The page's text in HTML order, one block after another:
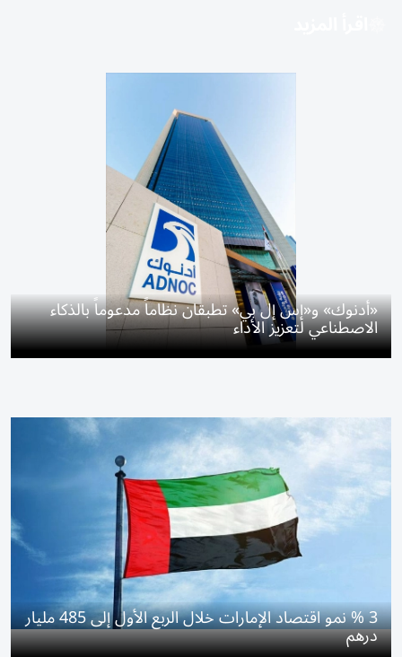
«أدنوك» و«إس إل بي» تطبقان نظاماً مدعوماً بالذكاء
الاصطناعي لتعزيز الأداء
3 % نمو اقتصاد الإمارات خلال الربع الأول إلى 485 مليار
درهم